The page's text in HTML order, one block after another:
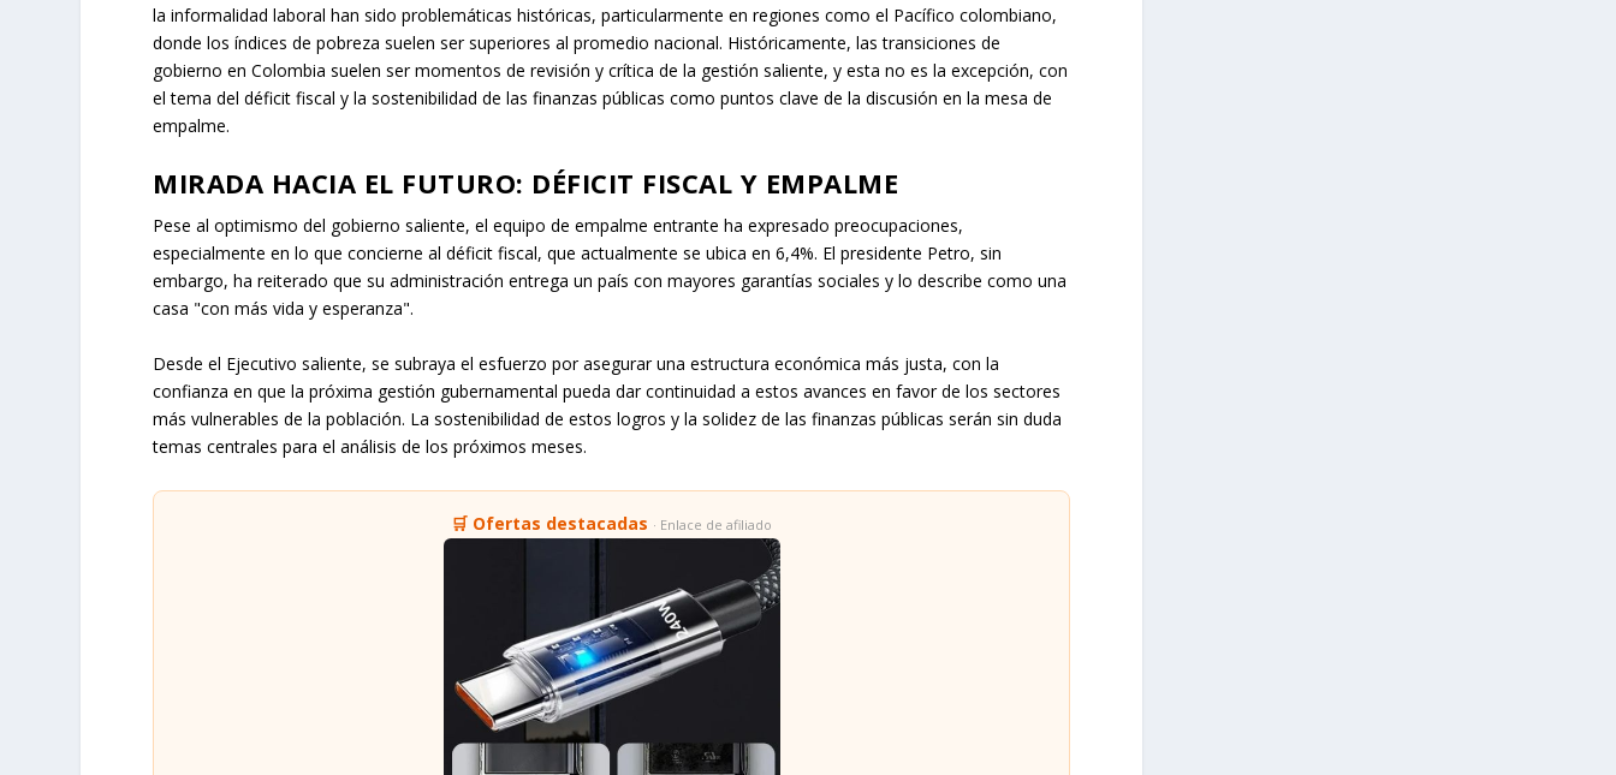
la informalidad laboral han sido problemáticas históricas, particularmente en regiones como el Pacífico colombiano,
donde los índices de pobreza suelen ser superiores al promedio nacional. Históricamente, las transiciones de
gobierno en Colombia suelen ser momentos de revisión y crítica de la gestión saliente, y esta no es la excepción, con
el tema del déficit fiscal y la sostenibilidad de las finanzas públicas como puntos clave de la discusión en la mesa de
empalme.
MIRADA HACIA EL FUTURO: DÉFICIT FISCAL Y EMPALME
Pese al optimismo del gobierno saliente, el equipo de empalme entrante ha expresado preocupaciones,
especialmente en lo que concierne al déficit fiscal, que actualmente se ubica en 6,4%. El presidente Petro, sin
embargo, ha reiterado que su administración entrega un país con mayores garantías sociales y lo describe como una
casa "con más vida y esperanza".
Desde el Ejecutivo saliente, se subraya el esfuerzo por asegurar una estructura económica más justa, con la
confianza en que la próxima gestión gubernamental pueda dar continuidad a estos avances en favor de los sectores
más vulnerables de la población. La sostenibilidad de estos logros y la solidez de las finanzas públicas serán sin duda
temas centrales para el análisis de los próximos meses.
🛒 Ofertas destacadas · Enlace de afiliado